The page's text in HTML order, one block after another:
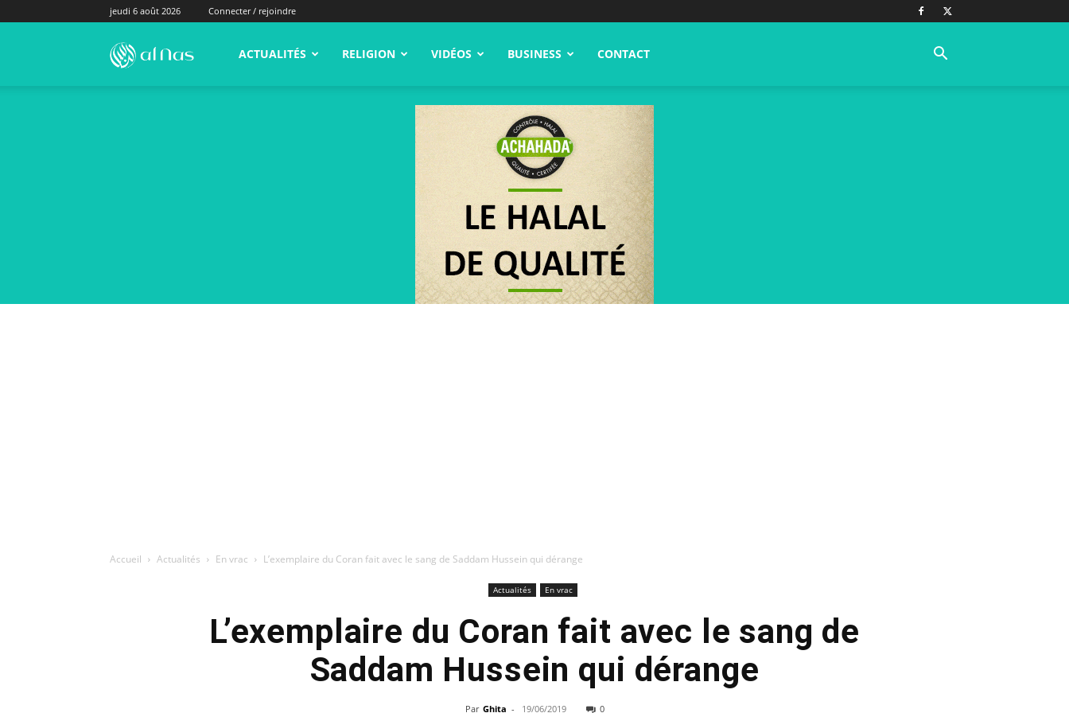
jeudi 6 août 2026 Connecter / rejoindre
alNas.fr ACTUALITÉS RELIGION VIDÉOS BUSINESS CONTACT
Accueil Actualités En vrac L’exemplaire du Coran fait avec le sang de Saddam Hussein qui dérange
Actualités En vrac
L’exemplaire du Coran fait avec le sang de
Saddam Hussein qui dérange
Par Ghita - 19/06/2019 0